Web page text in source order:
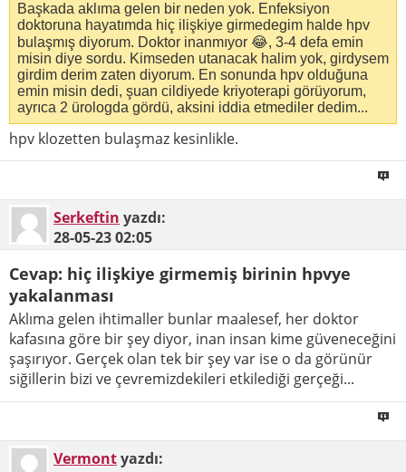
Başkada aklıma gelen bir neden yok. Enfeksiyon
doktoruna hayatımda hiç ilişkiye girmedegim halde hpv
bulaşmış diyorum. Doktor inanmıyor 😂, 3-4 defa emin
misin diye sordu. Kimseden utanacak halim yok, girdysem
girdim derim zaten diyorum. En sonunda hpv olduğuna
emin misin dedi, şuan cildiyede kriyoterapi görüyorum,
ayrıca 2 ürologda gördü, aksini iddia etmediler dedim...
hpv klozetten bulaşmaz kesinlikle.
Serkeftin yazdı:
28-05-2302:05
Cevap: hiç ilişkiye girmemiş birinin hpvye
yakalanması
Aklıma gelen ihtimaller bunlar maalesef, her doktor
kafasına göre bir şey diyor, inan insan kime güveneceğini
şaşırıyor. Gerçek olan tek bir şey var ise o da görünür
siğillerin bizi ve çevremizdekileri etkilediği gerçeği...
Vermontyazdı: